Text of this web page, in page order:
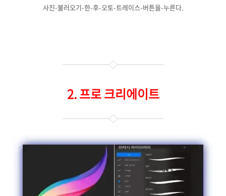
사진-불러오기-한-후-오토-트레이스-버튼을-누른다.
2. 프로 크리에이트